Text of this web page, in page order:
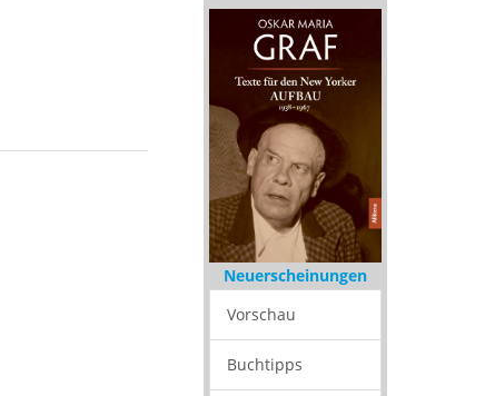
Neuerscheinungen
Vorschau
Buchtipps